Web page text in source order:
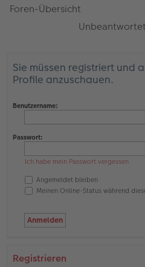
Foren-Übersicht
Sie müssen registriert und
Profile anzuschauen.
Benutzername:
Passwort:
Ich habe mein Passwort vergessen
Angemeldet bleiben
Meinen Online-Status während
Registrieren